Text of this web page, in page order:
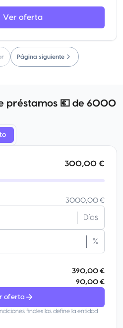
Ver oferta
Página siguiente
préstamos 💶 de 6000
300,00 €
3000,00 €
Días
%
390,00 €
90,00 €
oferta
finales las define la entidad